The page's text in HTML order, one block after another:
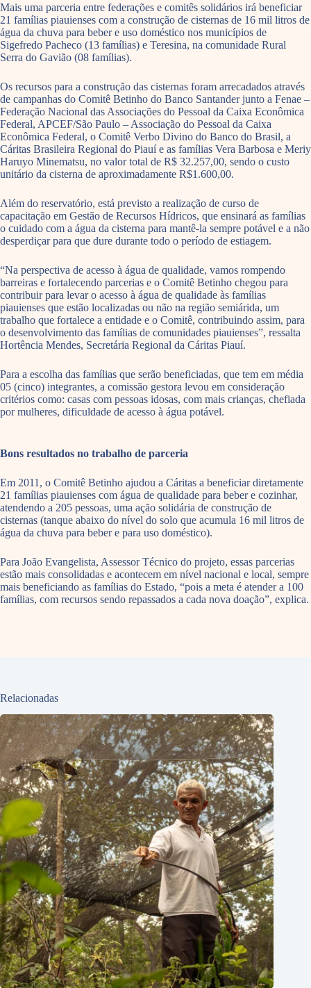
Mais uma parceria entre federações e comitês solidários irá beneficiar
21 famílias piauienses com a construção de cisternas de 16 mil litros de
água da chuva para beber e uso doméstico nos municípios de
Sigefredo Pacheco (13 famílias) e Teresina, na comunidade Rural
Serra do Gavião (08 famílias).
Os recursos para a construção das cisternas foram arrecadados através
de campanhas do Comitê Betinho do Banco Santander junto a Fenae –
Federação Nacional das Associações do Pessoal da Caixa Econômica
Federal, APCEF/São Paulo – Associação do Pessoal da Caixa
Econômica Federal, o Comitê Verbo Divino do Banco do Brasil, a
Cáritas Brasileira Regional do Piauí e as famílias Vera Barbosa e Meriy
Haruyo Minematsu, no valor total de R$ 32.257,00, sendo o custo
unitário da cisterna de aproximadamente R$1.600,00.
Além do reservatório, está previsto a realização de curso de
capacitação em Gestão de Recursos Hídricos, que ensinará as famílias
o cuidado com a água da cisterna para mantê-la sempre potável e a não
desperdiçar para que dure durante todo o período de estiagem.
“Na perspectiva de acesso à água de qualidade, vamos rompendo
barreiras e fortalecendo parcerias e o Comitê Betinho chegou para
contribuir para levar o acesso à água de qualidade às famílias
piauienses que estão localizadas ou não na região semiárida, um
trabalho que fortalece a entidade e o Comitê, contribuindo assim, para
o desenvolvimento das famílias de comunidades piauienses”, ressalta
Hortência Mendes, Secretária Regional da Cáritas Piauí.
Para a escolha das famílias que serão beneficiadas, que tem em média
05 (cinco) integrantes, a comissão gestora levou em consideração
critérios como: casas com pessoas idosas, com mais crianças, chefiada
por mulheres, dificuldade de acesso à água potável.
Bons resultados no trabalho de parceria
Em 2011, o Comitê Betinho ajudou a Cáritas a beneficiar diretamente
21 famílias piauienses com água de qualidade para beber e cozinhar,
atendendo a 205 pessoas, uma ação solidária de construção de
cisternas (tanque abaixo do nível do solo que acumula 16 mil litros de
água da chuva para beber e para uso doméstico).
Para João Evangelista, Assessor Técnico do projeto, essas parcerias
estão mais consolidadas e acontecem em nível nacional e local, sempre
mais beneficiando as famílias do Estado, “pois a meta é atender a 100
famílias, com recursos sendo repassados a cada nova doação”, explica.
Relacionadas